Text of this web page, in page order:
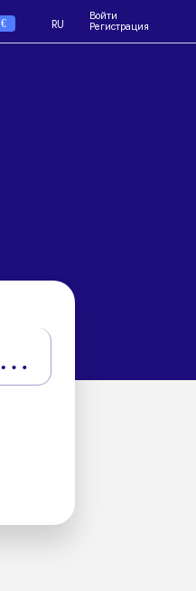
€ RU
Войти
Регистрация
МАЗАРИ-ШАРИФ